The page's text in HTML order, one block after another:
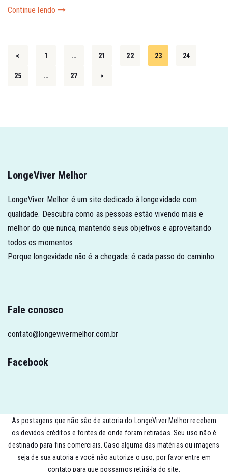
Continue lendo
< 1 … 21 22 23 24
25 … 27 >
LongeViver Melhor
LongeViver Melhor é um site dedicado à longevidade com
qualidade. Descubra como as pessoas estão vivendo mais e
melhor do que nunca, mantendo seus objetivos e aproveitando
todos os momentos.
Porque longevidade não é a chegada: é cada passo do caminho.
Fale conosco
contato@longevivermelhor.com.br
Facebook
As postagens que não são de autoria do LongeViver Melhor recebem
os devidos créditos e fontes de onde foram retiradas. Seu uso não é
destinado para fins comerciais. Caso alguma das matérias ou imagens
seja de sua autoria e você não autorize o uso, por favor entre em
contato para que possamos retirá-la do site.